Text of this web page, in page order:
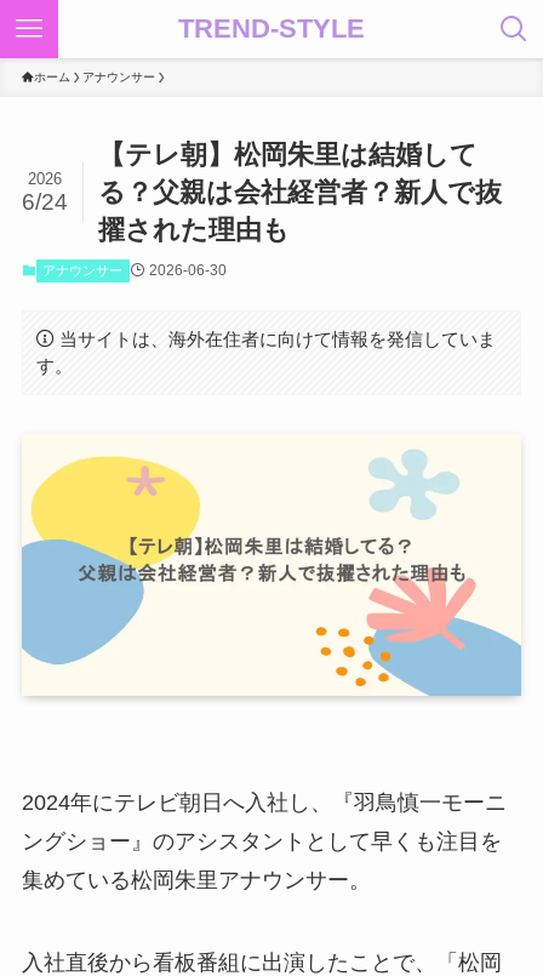
TREND-STYLE
ホーム アナウンサー
【テレ朝】松岡朱里は結婚して
る？父親は会社経営者？新人で抜
擢された理由も
2026
6/24
アナウンサー 2026-06-30
当サイトは、海外在住者に向けて情報を発信していま
す。
2024年にテレビ朝日へ入社し、『羽鳥慎一モーニ
ングショー』のアシスタントとして早くも注目を
集めている松岡朱里アナウンサー。
入社直後から看板番組に出演したことで、「松岡